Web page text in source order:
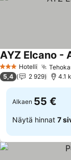
3 Tähtiluokitus
Hotelli
AYZ Elcano -
5,4 2 929 4.1
Alkaen 55 €
Näytä hinnat 7